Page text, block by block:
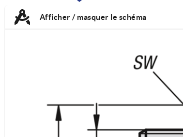
Afficher / masquer le schéma